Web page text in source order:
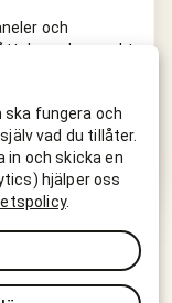
och
med svenskt
fungera och
vad du tillåter.
in och skicka en
hjälper oss
.